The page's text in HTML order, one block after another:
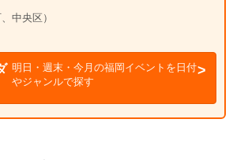
中央区）
明日・週末・今月の福岡イベントを日付
やジャンルで探す